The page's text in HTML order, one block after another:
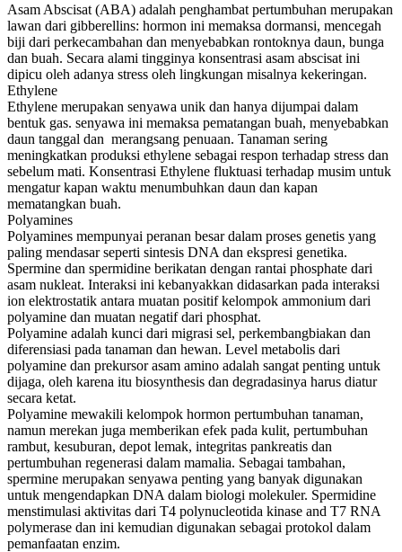
Asam Abscisat (ABA) adalah penghambat pertumbuhan merupakan
lawan dari gibberellins: hormon ini memaksa dormansi, mencegah
biji dari perkecambahan dan menyebabkan rontoknya daun, bunga
dan buah. Secara alami tingginya konsentrasi asam abscisat ini
dipicu oleh adanya stress oleh lingkungan misalnya kekeringan.
Ethylene
Ethylene merupakan senyawa unik dan hanya dijumpai dalam
bentuk gas. senyawa ini memaksa pematangan buah, menyebabkan
daun tanggal dan merangsang penuaan. Tanaman sering
meningkatkan produksi ethylene sebagai respon terhadap stress dan
sebelum mati. Konsentrasi Ethylene fluktuasi terhadap musim untuk
mengatur kapan waktu menumbuhkan daun dan kapan
mematangkan buah.
Polyamines
Polyamines mempunyai peranan besar dalam proses genetis yang
paling mendasar seperti sintesis DNA dan ekspresi genetika.
Spermine dan spermidine berikatan dengan rantai phosphate dari
asam nukleat. Interaksi ini kebanyakkan didasarkan pada interaksi
ion elektrostatik antara muatan positif kelompok ammonium dari
polyamine dan muatan negatif dari phosphat.
Polyamine adalah kunci dari migrasi sel, perkembangbiakan dan
diferensiasi pada tanaman dan hewan. Level metabolis dari
polyamine dan prekursor asam amino adalah sangat penting untuk
dijaga, oleh karena itu biosynthesis dan degradasinya harus diatur
secara ketat.
Polyamine mewakili kelompok hormon pertumbuhan tanaman,
namun merekan juga memberikan efek pada kulit, pertumbuhan
rambut, kesuburan, depot lemak, integritas pankreatis dan
pertumbuhan regenerasi dalam mamalia. Sebagai tambahan,
spermine merupakan senyawa penting yang banyak digunakan
untuk mengendapkan DNA dalam biologi molekuler. Spermidine
menstimulasi aktivitas dari T4 polynucleotida kinase and T7 RNA
polymerase dan ini kemudian digunakan sebagai protokol dalam
pemanfaatan enzim.